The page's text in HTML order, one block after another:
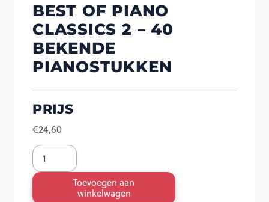
BEST OF PIANO
CLASSICS 2 – 40
BEKENDE
PIANOSTUKKEN
PRIJS
€24,60
Best
of
Toevoegen aan
winkelwagen